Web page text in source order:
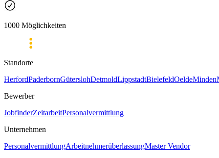
1000 Möglichkeiten
Standorte
HerfordPaderbornGüterslohDetmoldLippstadtBielefeldOeldeMinden
Bewerber
JobfinderZeitarbeitPersonalvermittlung
Unternehmen
PersonalvermittlungArbeitnehmerüberlassungMaster Vendor